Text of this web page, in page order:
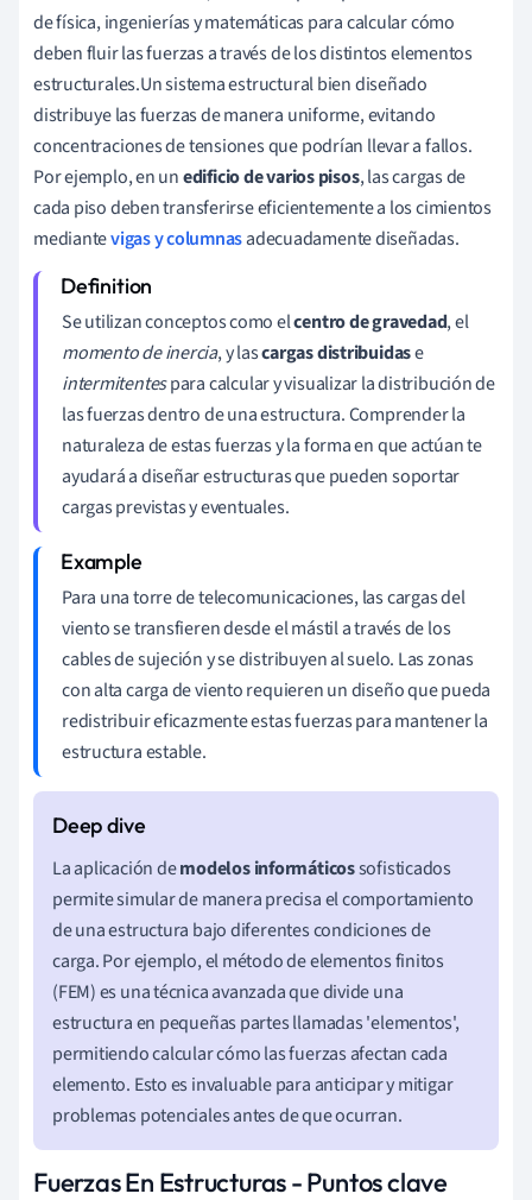
de física, ingenierías y matemáticas para calcular cómo
deben fluir las fuerzas a través de los distintos elementos
estructurales.Un sistema estructural bien diseñado
distribuye las fuerzas de manera uniforme, evitando
concentraciones de tensiones que podrían llevar a fallos.
Por ejemplo, en unedificio de varios pisos, las cargas de
cada piso deben transferirse eficientemente a los cimientos
mediantevigas y columnasadecuadamente diseñadas.
Se utilizan conceptos como elcentro de gravedad, el
momento de inercia, y lascargas distribuidase
intermitentespara calcular y visualizar la distribución de
las fuerzas dentro de una estructura. Comprender la
naturaleza de estas fuerzas y la forma en que actúan te
ayudará a diseñar estructuras que pueden soportar
cargas previstas y eventuales.
Para una torre de telecomunicaciones, las cargas del
viento se transfieren desde el mástil a través de los
cables de sujeción y se distribuyen al suelo. Las zonas
con alta carga de viento requieren un diseño que pueda
redistribuir eficazmente estas fuerzas para mantener la
estructura estable.
La aplicación demodelos informáticossofisticados
permite simular de manera precisa el comportamiento
de una estructura bajo diferentes condiciones de
carga. Por ejemplo, el método de elementos finitos
(FEM) es una técnica avanzada que divide una
estructura en pequeñas partes llamadas 'elementos',
permitiendo calcular cómo las fuerzas afectan cada
elemento. Esto es invaluable para anticipar y mitigar
problemas potenciales antes de que ocurran.
Fuerzas En Estructuras - Puntos clave